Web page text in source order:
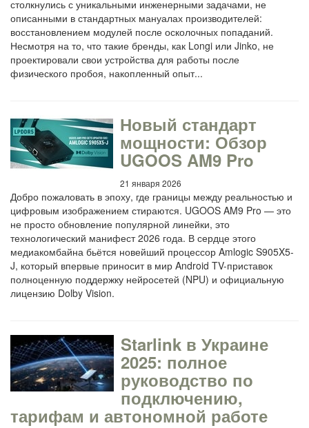
столкнулись с уникальными инженерными задачами, не
описанными в стандартных мануалах производителей:
восстановлением модулей после осколочных попаданий.
Несмотря на то, что такие бренды, как Longi или Jinko, не
проектировали свои устройства для работы после
физического пробоя, накопленный опыт...
Новый стандарт
мощности: Обзор
UGOOS AM9 Pro
21 января 2026
Добро пожаловать в эпоху, где границы между реальностью и
цифровым изображением стираются. UGOOS AM9 Pro — это
не просто обновление популярной линейки, это
технологический манифест 2026 года. В сердце этого
медиакомбайна бьётся новейший процессор Amlogic S905X5-
J, который впервые приносит в мир Android TV-приставок
полноценную поддержку нейросетей (NPU) и официальную
лицензию Dolby Vision.
Starlink в Украине
2025: полное
руководство по
подключению,
тарифам и автономной работе